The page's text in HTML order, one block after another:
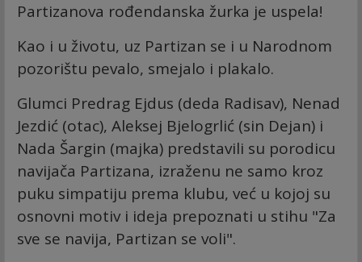
Partizanova rođendanska žurka je uspela!
Kao i u životu, uz Partizan se i u Narodnom
pozorištu pevalo, smejalo i plakalo.
Glumci Predrag Ejdus (deda Radisav), Nenad
Jezdić (otac), Aleksej Bjelogrlić (sin Dejan) i
Nada Šargin (majka) predstavili su porodicu
navijača Partizana, izraženu ne samo kroz
puku simpatiju prema klubu, već u kojoj su
osnovni motiv i ideja prepoznati u stihu "Za
sve se navija, Partizan se voli".